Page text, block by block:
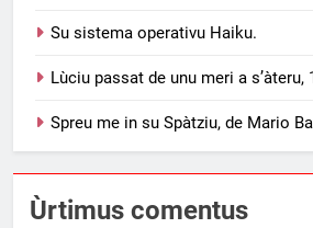
Su sistema operativu Haiku.
Lùciu passat de unu meri a s’àteru,
Spreu me in su Spàtziu, de Mario
Ùrtimus comentus